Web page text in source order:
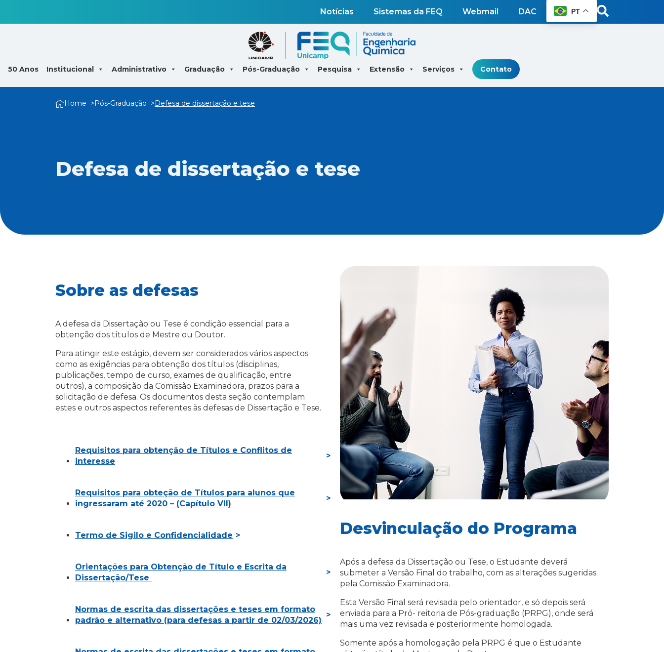
Notícias Sistemas da FEQ Webmail DAC PT
50 Anos Institucional Administrativo Graduação Pós-Graduação Pesquisa Extensão Serviços Contato
Home Pós-Graduação Defesa de dissertação e tese
Defesa de dissertação e tese
Sobre as defesas
A defesa da Dissertação ou Tese é condição essencial para a
obtenção dos títulos de Mestre ou Doutor.
Para atingir este estágio, devem ser considerados vários aspectos
como as exigências para obtenção dos títulos (disciplinas,
publicações, tempo de curso, exames de qualificação, entre
outros), a composição da Comissão Examinadora, prazos para a
solicitação de defesa. Os documentos desta seção contemplam
estes e outros aspectos referentes às defesas de Dissertação e Tese.
Requisitos para obtenção de Títulos e Conflitos de
interesse
Requisitos para obteção de Títulos para alunos que
ingressaram até 2020 – (Capítulo VII)
Termo de Sigilo e Confidencialidade
Orientações para Obtenção de Título e Escrita da
Dissertação/Tese
Normas de escrita das dissertações e teses em formato
padrão e alternativo (para defesas a partir de 02/03/2026)
Desvinculação do Programa
Após a defesa da Dissertação ou Tese, o Estudante deverá
submeter a Versão Final do trabalho, com as alterações sugeridas
pela Comissão Examinadora.
Esta Versão Final será revisada pelo orientador, e só depois será
enviada para a Pró- reitoria de Pós-graduação (PRPG), onde será
mais uma vez revisada e posteriormente homologada.
Somente após a homologação pela PRPG é que o Estudante